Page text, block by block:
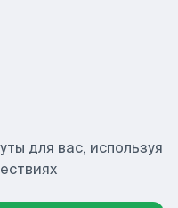
для вас, используя